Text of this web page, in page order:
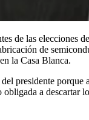
de las
de
la Casa Blanca.
presidente
a descartar